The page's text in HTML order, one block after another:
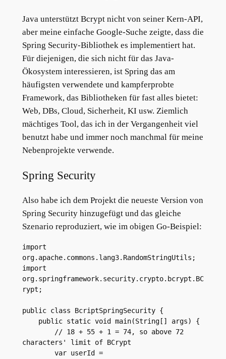
Java unterstützt Bcrypt nicht von seiner Kern-API,
aber meine einfache Google-Suche zeigte, dass die
Spring Security-Bibliothek es implementiert hat.
Für diejenigen, die sich nicht für das Java-
Ökosystem interessieren, ist Spring das am
häufigsten verwendete und kampferprobte
Framework, das Bibliotheken für fast alles bietet:
Web, DBs, Cloud, Sicherheit, KI usw. Ziemlich
mächtiges Tool, das ich in der Vergangenheit viel
benutzt habe und immer noch manchmal für meine
Nebenprojekte verwende.
Spring Security
Also habe ich dem Projekt die neueste Version von
Spring Security hinzugefügt und das gleiche
Szenario reproduziert, wie im obigen Go-Beispiel:
import
org.apache.commons.lang3.RandomStringUtils;
import
org.springframework.security.crypto.bcrypt.BC
rypt;
public class BcriptSpringSecurity {
    public static void main(String[] args) {
characters' limit of BCrypt